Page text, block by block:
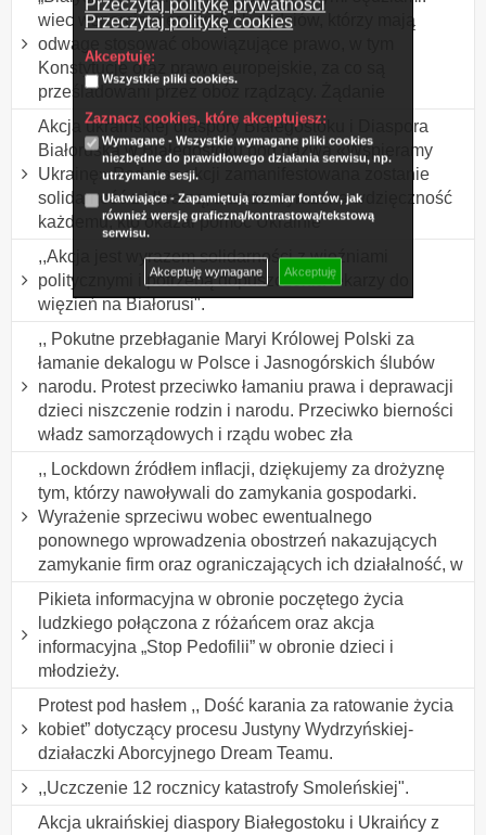
Przeczytaj politykę prywatności
Przeczytaj politykę cookies
Akceptuję:
Wszystkie pliki cookies.
Zaznacz cookies, które akceptujesz:
Wymagane - Wszystkie wymagane pliki cookies
niezbędne do prawidłowego działania serwisu, np.
utrzymanie sesji.
Ułatwiające - Zapamiętują rozmiar fontów, jak
również wersję graficzną/kontrastową/tekstową
serwisu.
Akceptuję wymagane Akceptuję
wiec wsparcia niezawisłych sędziów, którzy mają
odwagę stosować obowiązujące prawo, w tym
Konstytucję oraz prawo europejskie, za co są
prześladowani przez obóz rządzący. Żądanie
Akcja ukraińskiej diaspory Białegostoku i Diaspora
Białoruska w Białegostoku pod nazwą «Wspieramy
Ukrainę» Podczas akcji zamanifestowana zostanie
solidarność z Ukrainą, a także wyrażona wdzięczność
każdemu, kto okazał pomoc Ukrainie
,,Akcja jest wyrazem solidarności z więźniami
politycznymi i potrzebą dopuszczenia lekarzy do
więzień na Białorusi".
,, Pokutne przebłaganie Maryi Królowej Polski za
łamanie dekalogu w Polsce i Jasnogórskich ślubów
narodu. Protest przeciwko łamaniu prawa i deprawacji
dzieci niszczenie rodzin i narodu. Przeciwko bierności
władz samorządowych i rządu wobec zła
,, Lockdown źródłem inflacji, dziękujemy za drożyznę
tym, którzy nawoływali do zamykania gospodarki.
Wyrażenie sprzeciwu wobec ewentualnego
ponownego wprowadzenia obostrzeń nakazujących
zamykanie firm oraz ograniczających ich działalność, w
Pikieta informacyjna w obronie poczętego życia
ludzkiego połączona z różańcem oraz akcja
informacyjna „Stop Pedofilii” w obronie dzieci i
młodzieży.
Protest pod hasłem ,, Dość karania za ratowanie życia
kobiet” dotyczący procesu Justyny Wydrzyńskiej-
działaczki Aborcyjnego Dream Teamu.
,,Uczczenie 12 rocznicy katastrofy Smoleńskiej".
Akcja ukraińskiej diaspory Białegostoku i Ukraińcy z